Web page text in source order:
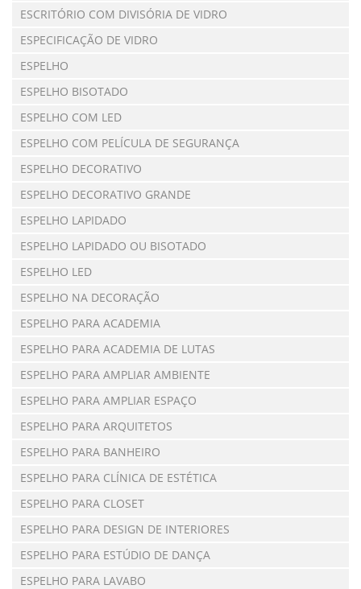
ESCRITÓRIO COM DIVISÓRIA DE VIDRO
ESPECIFICAÇÃO DE VIDRO
ESPELHO
ESPELHO BISOTADO
ESPELHO COM LED
ESPELHO COM PELÍCULA DE SEGURANÇA
ESPELHO DECORATIVO
ESPELHO DECORATIVO GRANDE
ESPELHO LAPIDADO
ESPELHO LAPIDADO OU BISOTADO
ESPELHO LED
ESPELHO NA DECORAÇÃO
ESPELHO PARA ACADEMIA
ESPELHO PARA ACADEMIA DE LUTAS
ESPELHO PARA AMPLIAR AMBIENTE
ESPELHO PARA AMPLIAR ESPAÇO
ESPELHO PARA ARQUITETOS
ESPELHO PARA BANHEIRO
ESPELHO PARA CLÍNICA DE ESTÉTICA
ESPELHO PARA CLOSET
ESPELHO PARA DESIGN DE INTERIORES
ESPELHO PARA ESTÚDIO DE DANÇA
ESPELHO PARA LAVABO